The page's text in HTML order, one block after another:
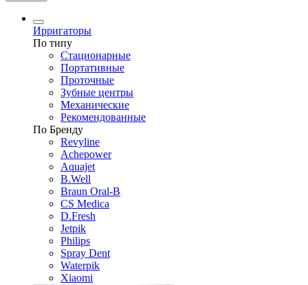
Ирригаторы
По типу
Стационарные
Портативные
Проточные
Зубные центры
Механические
Рекомендованные
По Бренду
Revyline
Achepower
Aquajet
B.Well
Braun Oral-B
CS Medica
D.Fresh
Jetpik
Philips
Spray Dent
Waterpik
Xiaomi